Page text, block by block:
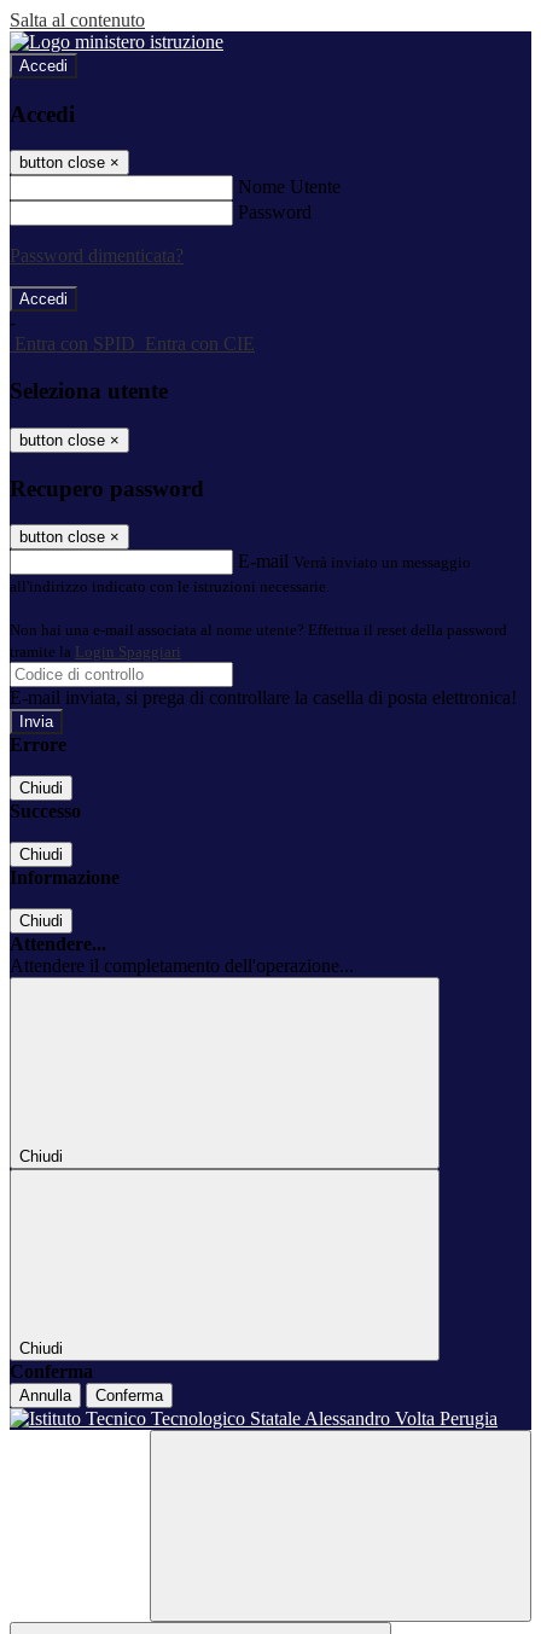
Salta al contenuto
Accedi
Accedi
button close ×
Nome Utente
Password
Password dimenticata?
-
Entra con SPID
Entra con CIE
Seleziona utente
button close ×
Recupero password
button close ×
E-mail Verrà inviato un messaggio
all'indirizzo indicato con le istruzioni necessarie.
Non hai una e-mail associata al nome utente? Effettua il reset della password
tramite la Login Spaggiari
E-mail inviata, si prega di controllare la casella di posta elettronica!
Errore
Chiudi
Successo
Chiudi
Informazione
Chiudi
Attendere...
Attendere il completamento dell'operazione...
Chiudi
Chiudi
Conferma
Annulla Conferma